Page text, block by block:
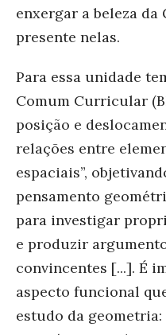
enxergar a beleza da
presente nelas.
Para essa unidade
Comum Curricular
posição e
relações entre
espaciais”,
pensamento
para investigar
e produzir
convincentes [...]. É
aspecto funcional
estudo da